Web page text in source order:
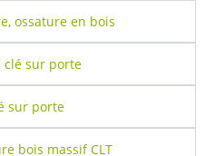
ossature en bois
clé sur porte
sur porte
bois massif CLT